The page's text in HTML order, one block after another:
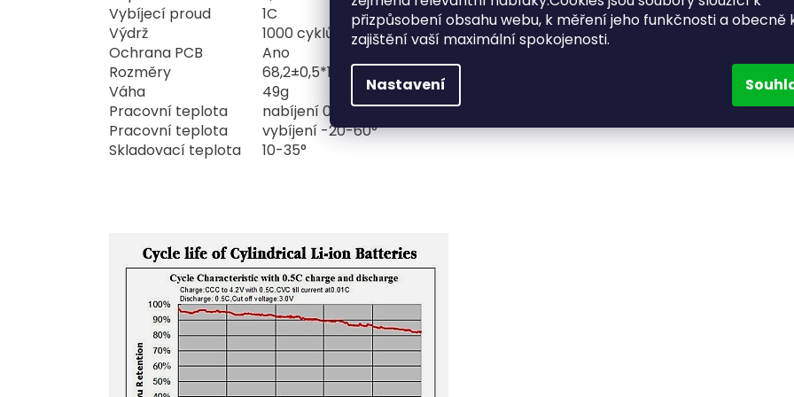
přizpůsobení obsahu webu, k měření jeho funkčnosti a obecně
zajištění vaší maximální spokojenosti.
Nastavení
Vybíjecí proud
1C
Výdrž
1000 cyklů
Ochrana PCB
Ano
Rozměry
68,2±0,5*18,2±0,5mm
Váha
49g
Pracovní teplota
nabíjení 0-45°
Pracovní teplota
vybíjení -20-60°
Skladovací teplota
10-35°